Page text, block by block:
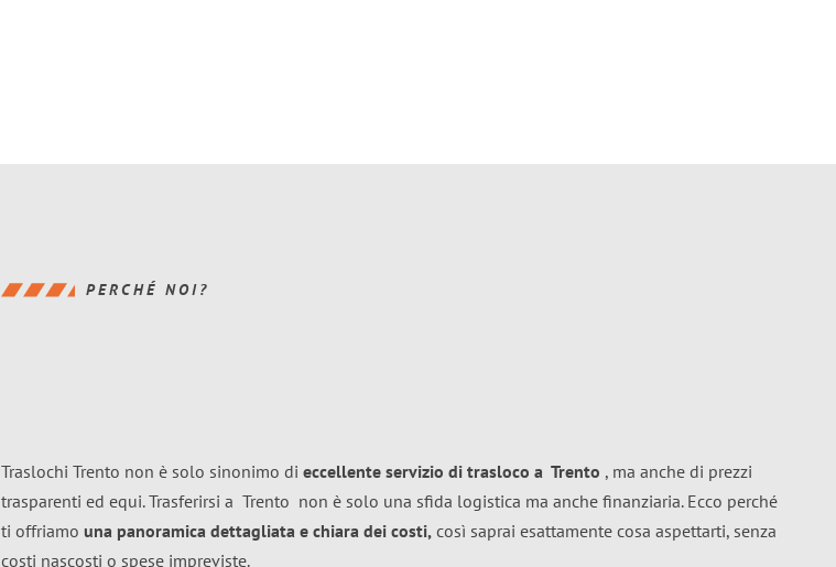
PERCHÉ NOI?
Traslochi Trento non è solo sinonimo di eccellente servizio di trasloco a Trento , ma anche di prezzi
trasparenti ed equi. Trasferirsi a Trento non è solo una sfida logistica ma anche finanziaria. Ecco perché
ti offriamo una panoramica dettagliata e chiara dei costi, così saprai esattamente cosa aspettarti, senza
costi nascosti o spese impreviste.